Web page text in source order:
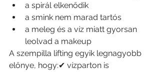
a spirál elkenődik
a smink nem marad tartós
a meleg és a víz miatt gyorsan
leolvad a makeup
A szempilla lifting egyik legnagyobb
előnye, hogy:✔ vízparton is